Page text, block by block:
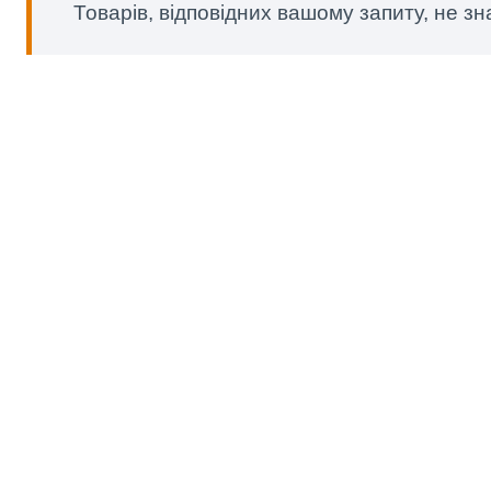
Товарів, відповідних вашому запиту, не